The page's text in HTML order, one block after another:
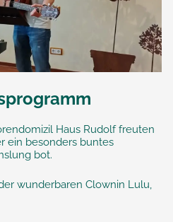
Haus Rudolf freuten
ein besonders buntes
bot.
wunderbaren Clownin Lulu,